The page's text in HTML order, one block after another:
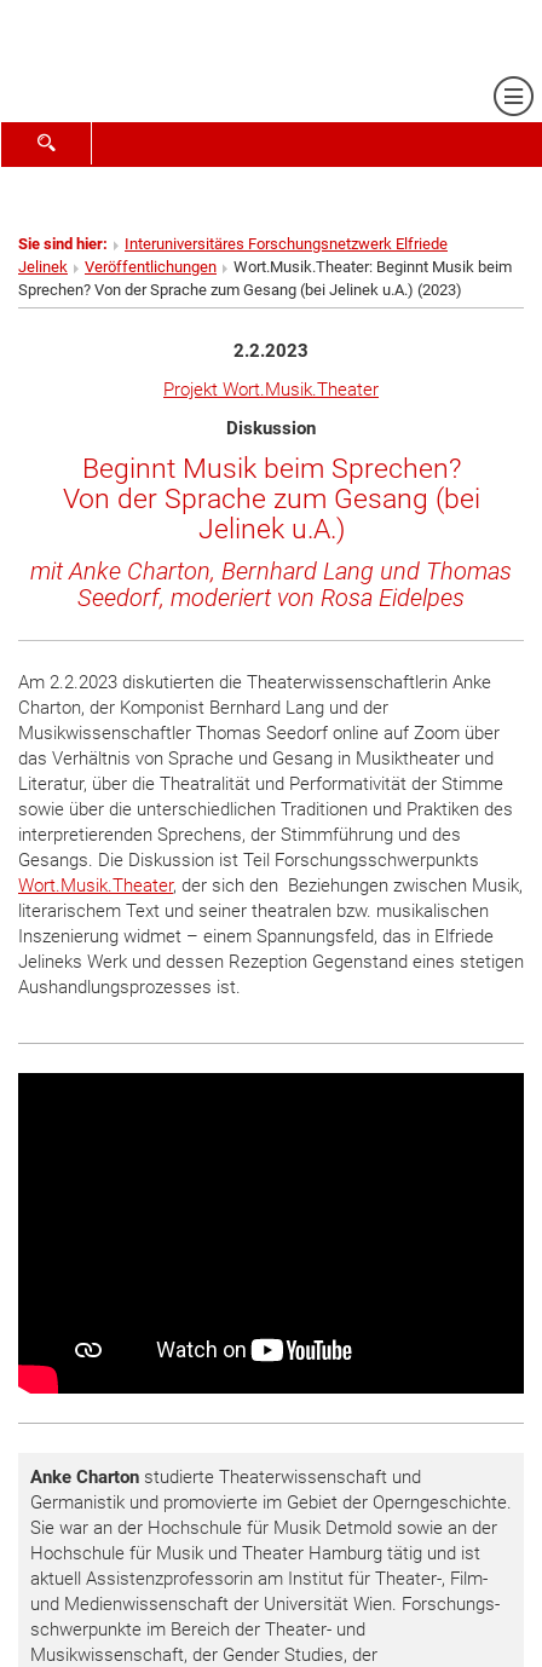
SUCHFORMULAR ÖFFNEN
Sie sind hier:
Interuniversitäres Forschungsnetzwerk Elfriede
Jelinek
Veröffentlichungen
Wort.Musik.Theater: Beginnt Musik beim
Sprechen? Von der Sprache zum Gesang (bei Jelinek u.A.) (2023)
2.2.2023
Projekt Wort.Musik.Theater
Diskussion
Beginnt Musik beim Sprechen?
Von der Sprache zum Gesang (bei
Jelinek u.A.)
mitAnke Charton, Bernhard Lang und Thomas
Seedorf, moderiert von Rosa Eidelpes
Am 2.2.2023 diskutierten die Theaterwissenschaftlerin Anke
Charton, der Komponist Bernhard Lang und der
Musikwissenschaftler Thomas Seedorf online auf Zoom über
das Verhältnis von Sprache und Gesang in Musiktheater und
Literatur, über die Theatralität und Performativität der Stimme
sowie über die unterschiedlichen Traditionen und Praktiken des
interpretierenden Sprechens, der Stimmführung und des
Gesangs. Die Diskussion ist Teil Forschungsschwerpunkts
Wort.Musik.Theater, der sich den Beziehungen zwischen Musik,
literarischem Text und seiner theatralen bzw. musikalischen
Inszenierung widmet – einem Spannungsfeld, das in Elfriede
Jelineks Werk und dessen Rezeption Gegenstand eines stetigen
Aushandlungsprozesses ist.
Anke Charton studierte Theaterwissenschaft und
Germanistik und promovierte im Gebiet der Operngeschichte.
Sie war an der Hochschule für Musik Detmold sowie an der
Hochschule für Musik und Theater Hamburg tätig und ist
aktuell Assistenzprofessorin am Institut für Theater-, Film-
und Medienwissenschaft der Universität Wien. Forschungs-
schwerpunkte im Bereich der Theater- und
Musikwissenschaft, der Gender Studies, der